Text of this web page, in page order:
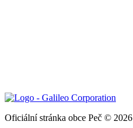
Oficiální stránka obce Peč © 2026